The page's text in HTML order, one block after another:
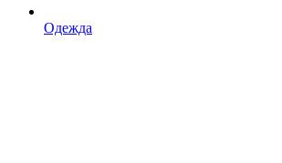
Одежда